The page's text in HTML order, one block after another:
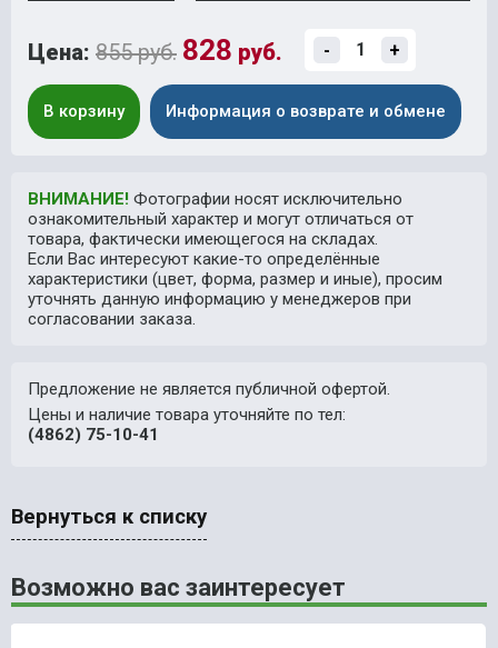
Цена: 855 руб. 828 руб. - +
В корзину Информация о возврате и обмене
ВНИМАНИЕ! Фотографии носят исключительно
ознакомительный характер и могут отличаться от
товара, фактически имеющегося на складах.
Если Вас интересуют какие-то определённые
характеристики (цвет, форма, размер и иные), просим
уточнять данную информацию у менеджеров при
согласовании заказа.
Предложение не является публичной офертой.
Цены и наличие товара уточняйте по тел:
(4862) 75-10-41
Вернуться к списку
Возможно вас заинтересует